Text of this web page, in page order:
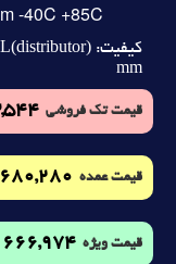
-40C +85C
کیفیت:
mm
قیمت تک فروشی
قیمت عمده 680,280
قیمت ویژه 666,974